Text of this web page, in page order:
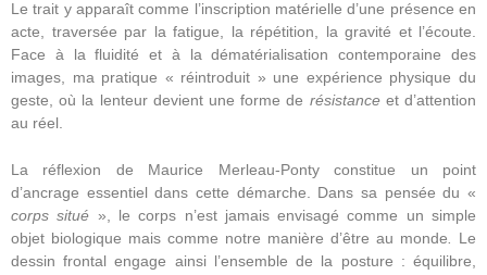
Le trait y apparaît comme l’inscription matérielle d’une présence en
acte, traversée par la fatigue, la répétition, la gravité et l’écoute.
Face à la fluidité et à la dématérialisation contemporaine des
images, ma pratique « réintroduit » une expérience physique du
geste, où la lenteur devient une forme de résistanceet d’attention
au réel.
La réflexion de Maurice Merleau-Pontyconstitue un point
d’ancrage essentiel dans cette démarche. Dans sa pensée du «
corps situé », le corps n’est jamais envisagé comme un simple
objet biologique mais comme notre manière d’être au monde.
Le
dessin frontal engage ainsi l’ensemble de la posture : équilibre,